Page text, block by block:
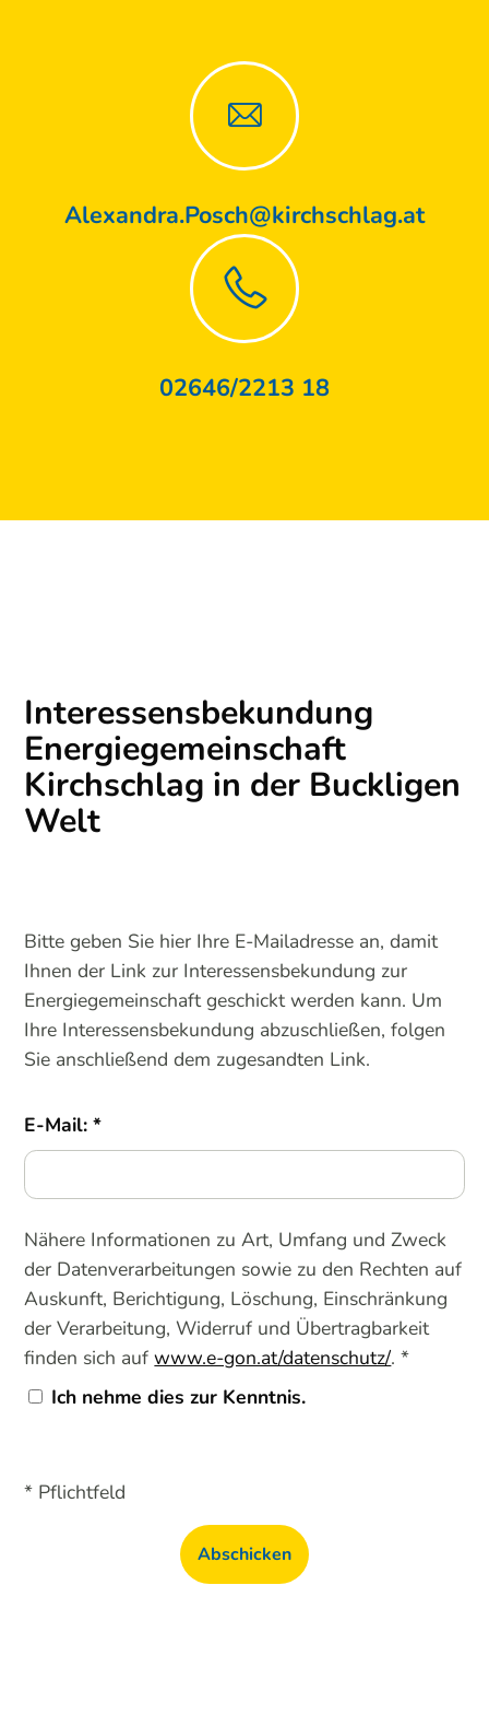
Alexandra.Posch@kirchschlag.at
02646/2213 18
Interessensbekundung
Energiegemeinschaft
Kirchschlag in der Buckligen
Welt
Bitte geben Sie hier Ihre E-Mailadresse an, damit
Ihnen der Link zur Interessensbekundung zur
Energiegemeinschaft geschickt werden kann. Um
Ihre Interessensbekundung abzuschließen, folgen
Sie anschließend dem zugesandten Link.
E-Mail:
Nähere Informationen zu Art, Umfang und Zweck
der Datenverarbeitungen sowie zu den Rechten auf
Auskunft, Berichtigung, Löschung, Einschränkung
der Verarbeitung, Widerruf und Übertragbarkeit
finden sich aufwww.e-gon.at/datenschutz/. *
Ich nehme dies zur Kenntnis.
* Pflichtfeld
Abschicken